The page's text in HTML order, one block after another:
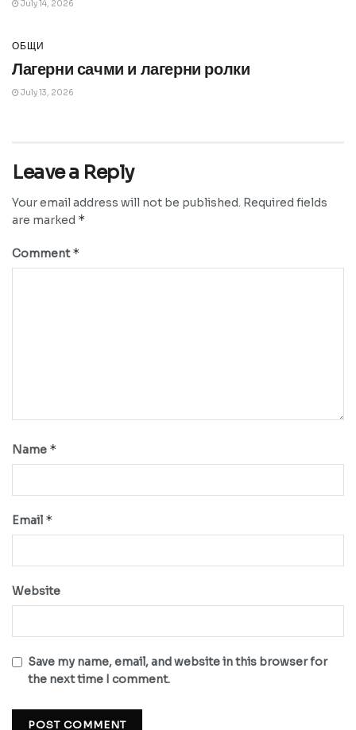
July 14, 2026
ОБЩИ
Лагерни сачми и лагерни ролки
July 13, 2026
Leave a Reply
Your email address will not be published. Required fields
are marked *
Comment*
Name *
Email *
Website
Save my name, email, and website in this browser for
the next time I comment.